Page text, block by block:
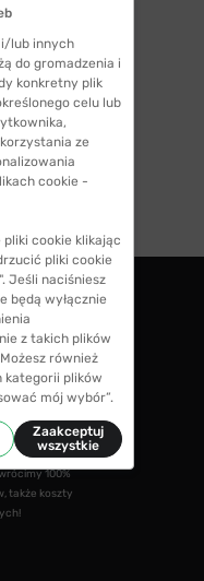
zostawić
100%
także koszty
i/lub innych
do gromadzenia i
konkretny plik
celu lub
ze
cookie -
cookie klikając
pliki cookie
Jeśli naciśniesz
będą wyłącznie
z takich plików
również
kategorii plików
mój wybór”.
Zaakceptuj
wszystkie